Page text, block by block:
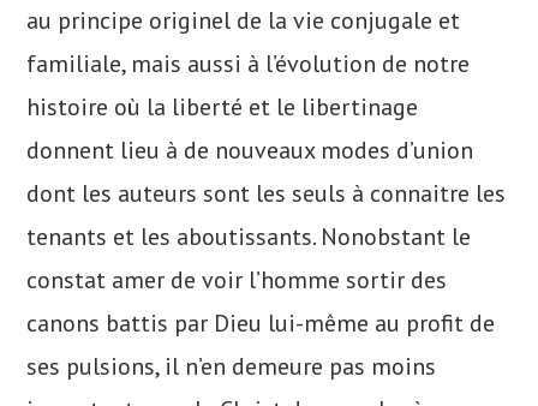
au principe originel de la vie conjugale et
familiale, mais aussi à l’évolution de notre
histoire où la liberté et le libertinage
donnent lieu à de nouveaux modes d’union
dont les auteurs sont les seuls à connaitre les
tenants et les aboutissants. Nonobstant le
constat amer de voir l’homme sortir des
canons battis par Dieu lui-même au profit de
ses pulsions, il n’en demeure pas moins